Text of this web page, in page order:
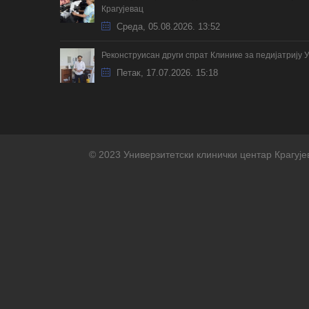
Крагујевац
Cреда, 05.08.2026. 13:52
Реконструисан други спрат Клинике за педијатрију
Петак, 17.07.2026. 15:18
© 2023 Универзитетски клинички центар